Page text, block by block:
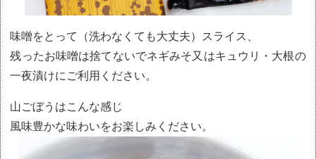
味噌をとって（洗わなくても大丈夫）スライス、
残ったお味噌は捨てないでネギみそ又はキュウリ・大根の
一夜漬けにご利用ください。
山ごぼうはこんな感じ
風味豊かな味わいをお楽しみください。